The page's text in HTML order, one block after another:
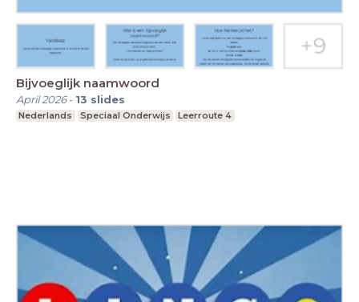
Bijvoeglijk naamwoord
April 2026- 13 slides
Nederlands Speciaal Onderwijs Leerroute 4